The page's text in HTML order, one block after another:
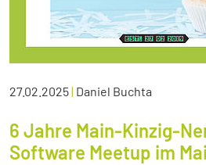
27.02.2025| Daniel Buchta
6 Jahre Main-Kinzig-
Software Meetup im